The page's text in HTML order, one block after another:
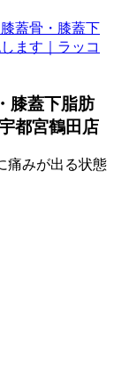
蓋骨・膝蓋下
ます｜ラッコ
膝蓋下脂肪
都宮鶴田店
痛みが出る状態